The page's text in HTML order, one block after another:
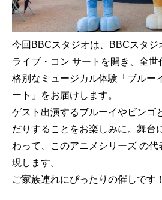
今回BBCスタジオは、BBCスタジ
ライブ・コン サートを開き、全世
格別なミュージカル体験「ブルー
ート」をお届けします。
ゲスト出演するブルーイやビンゴ
だりすることをお楽しみに。舞台
わって、このアニメシリーズ の
現します。
ご家族連れにぴったりの催しです！